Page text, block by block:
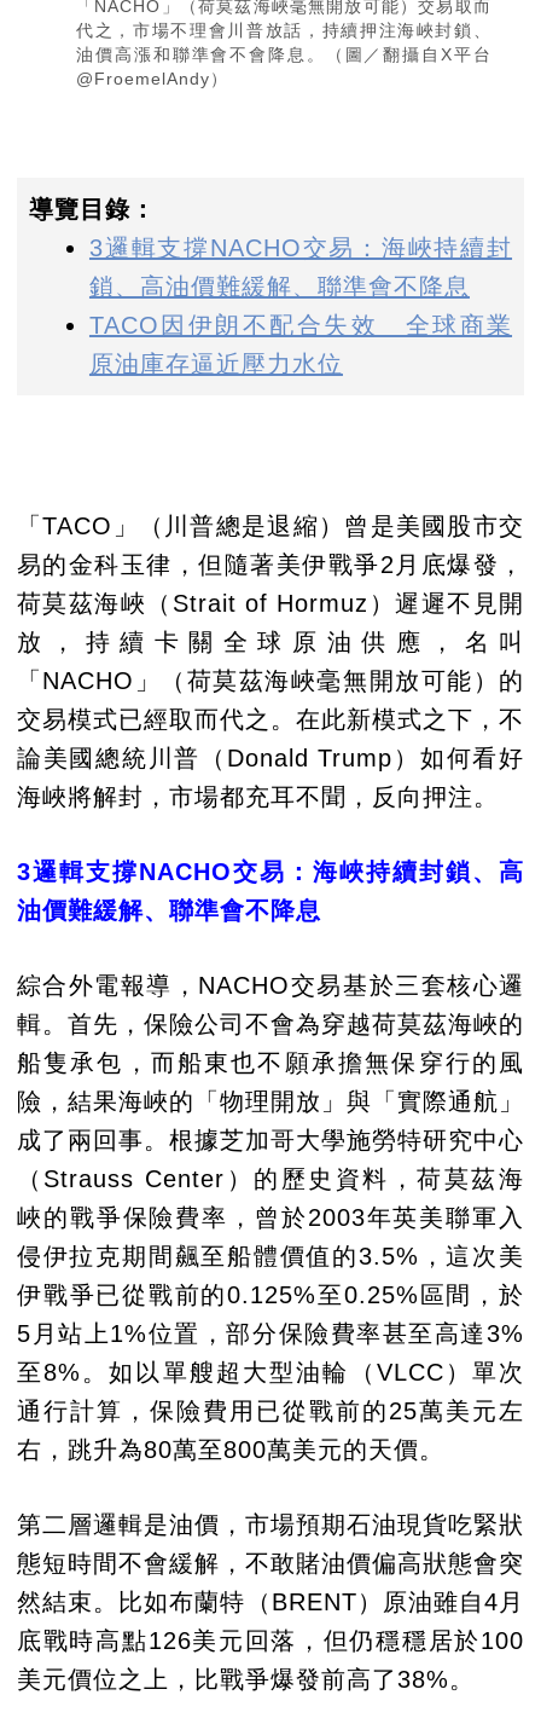
「NACHO」（荷莫茲海峽毫無開放可能）交易取而
代之，市場不理會川普放話，持續押注海峽封鎖、
油價高漲和聯準會不會降息。（圖／翻攝自X平台
@FroemelAndy）
導覽目錄：
3邏輯支撐NACHO交易：海峽持續封
鎖、高油價難緩解、聯準會不降息
TACO因伊朗不配合失效 全球商業
原油庫存逼近壓力水位
「TACO」（川普總是退縮）曾是美國股市交
易的金科玉律，但隨著美伊戰爭2月底爆發，
荷莫茲海峽（Strait of Hormuz）遲遲不見開
放，持續卡關全球原油供應，名叫
「NACHO」（荷莫茲海峽毫無開放可能）的
交易模式已經取而代之。在此新模式之下，不
論美國總統川普（Donald Trump）如何看好
海峽將解封，市場都充耳不聞，反向押注。
3邏輯支撐NACHO交易：海峽持續封鎖、高
油價難緩解、聯準會不降息
綜合外電報導，NACHO交易基於三套核心邏
輯。首先，保險公司不會為穿越荷莫茲海峽的
船隻承包，而船東也不願承擔無保穿行的風
險，結果海峽的「物理開放」與「實際通航」
成了兩回事。根據芝加哥大學施勞特研究中心
（Strauss Center）的歷史資料，荷莫茲海
峽的戰爭保險費率，曾於2003年英美聯軍入
侵伊拉克期間飆至船體價值的3.5%，這次美
伊戰爭已從戰前的0.125%至0.25%區間，於
5月站上1%位置，部分保險費率甚至高達3%
至8%。如以單艘超大型油輪（VLCC）單次
通行計算，保險費用已從戰前的25萬美元左
右，跳升為80萬至800萬美元的天價。
第二層邏輯是油價，市場預期石油現貨吃緊狀
態短時間不會緩解，不敢賭油價偏高狀態會突
然結束。比如布蘭特（BRENT）原油雖自4月
底戰時高點126美元回落，但仍穩穩居於100
美元價位之上，比戰爭爆發前高了38%。